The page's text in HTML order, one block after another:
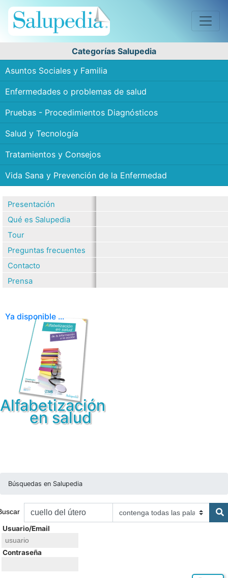
Categorías Salupedia
Asuntos Sociales y Familia
Enfermedades o problemas de salud
Pruebas - Procedimientos Diagnósticos
Salud y Tecnología
Tratamientos y Consejos
Vida Sana y Prevención de la Enfermedad
Presentación
Qué es Salupedia
Tour
Preguntas frecuentes
Contacto
Prensa
Ya disponible ...
Alfabetización
en salud
Búsquedas en Salupedia
Usuario/Email
Contraseña